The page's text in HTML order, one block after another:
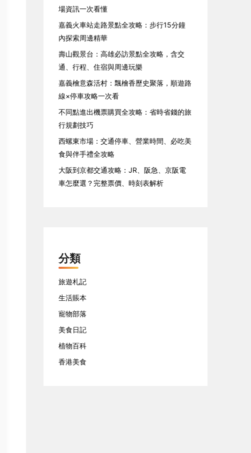
場資訊一次看懂
嘉義火車站走路景點全攻略：步行15分鐘
內探索周邊精華
壽山觀景台：高雄必訪景點全攻略，含交
通、行程、住宿與周邊玩樂
嘉義檜意森活村：飄檜香歷史聚落，順遊路
線×停車攻略一次看
不同點進出機票購買全攻略：省時省錢的旅
行規劃技巧
西螺東市場：交通停車、營業時間、必吃美
食與伴手禮全攻略
大阪到京都交通攻略：JR、阪急、京阪電
車怎麼選？完整票價、時刻表解析
分類
旅遊札記
生活賬本
寵物部落
美食日記
植物百科
香港美食